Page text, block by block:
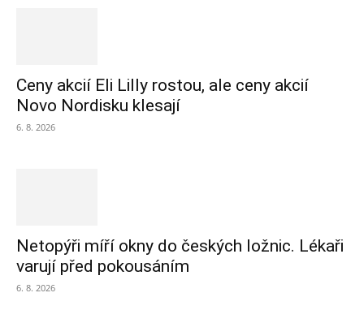
Ceny akcií Eli Lilly rostou, ale ceny akcií
Novo Nordisku klesají
6. 8. 2026
Netopýři míří okny do českých ložnic. Lékaři
varují před pokousáním
6. 8. 2026